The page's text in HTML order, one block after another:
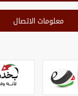
معلومات الاتصال